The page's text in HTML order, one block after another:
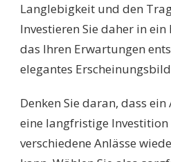
Langlebigkeit und den
Investieren Sie daher in
das Ihren Erwartungen
elegantes
Denken Sie daran, dass
eine langfristige Investition
verschiedene Anlässe